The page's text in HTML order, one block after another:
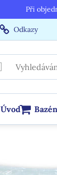
Při
Odkazy
Úvod